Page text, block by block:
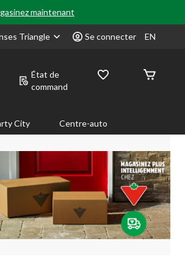
maintenant
Triangle Se connecter EN
État de
command
City Centre-auto